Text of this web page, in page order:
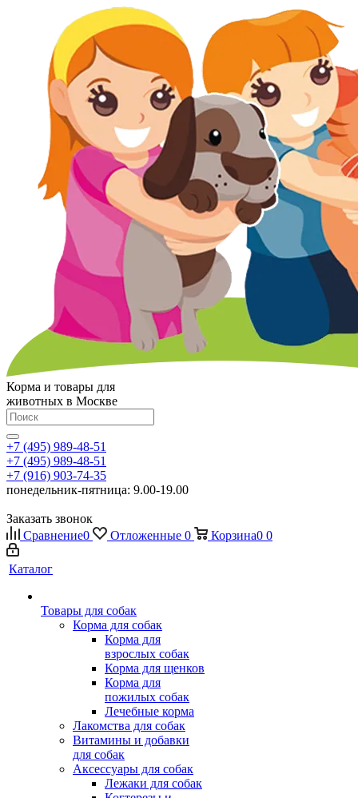
Корма и товары для
животных в Москве
+7 (495) 989-48-51
+7 (495) 989-48-51
+7 (916) 903-74-35
понедельник-пятница: 9.00-19.00
Заказать звонок
Сравнение0 Отложенные 0 Корзина0 0
Каталог
Товары для собак
Корма для собак
Корма для
взрослых собак
Корма для щенков
Корма для
пожилых собак
Лечебные корма
Лакомства для собак
Витамины и добавки
для собак
Аксессуары для собак
Лежаки для собак